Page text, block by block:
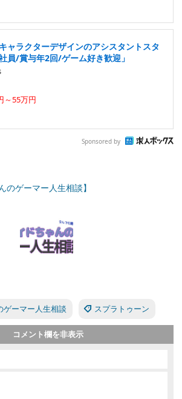
ャラクターデザインのアシスタントスタ
員/賞与年2回/ゲーム好き歓迎」
～55万円
Sponsored by
のゲーマー人生相談】
ゲーマー人生相談 スプラトゥーン
コメント欄を非表示